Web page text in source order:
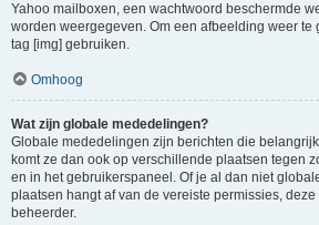
Yahoo mailboxen, een wachtwoord beschermde
worden weergegeven. Om een afbeelding weer te
tag [img] gebruiken.
Omhoog
Wat zijn globale mededelingen?
Globale mededelingen zijn berichten die
komt ze dan ook op verschillende plaatsen tegen
en in het gebruikerspaneel. Of je al dan niet
plaatsen hangt af van de vereiste permissies,
beheerder.